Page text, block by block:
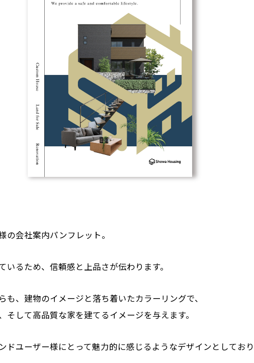
の会社案内パンフレット。
いるため、信頼感と上品さが伝わります。
も、建物のイメージと落ち着いたカラーリングで、
そして高品質な家を建てるイメージを与えます。
ドユーザー様にとって魅力的に感じるようなデザインとしており